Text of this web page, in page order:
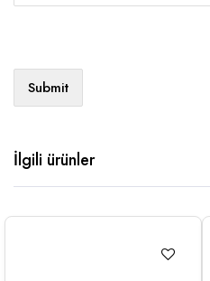
İlgili ürünler